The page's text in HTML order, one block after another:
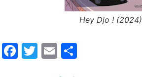
Hey Djo ! (2024)
Facebook
Twitter
Email